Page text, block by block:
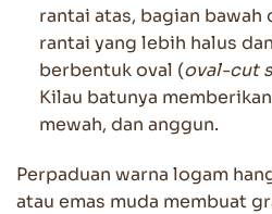
rantai atas, bagian
rantai yang lebih halus
berbentuk oval (oval-cut
Kilau batunya
mewah, dan anggun.
Perpaduan warna logam
atau emas muda membuat